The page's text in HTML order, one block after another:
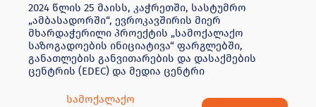
2024 წლის 25 მაისს, კაჭრეთში, სასტუმრო
„ამბასადორში“, ევროკავშირის მიერ
მხარდაჭერილი პროექტის „სამოქალაქო
საზოგადოების ინიციატივა“ ფარგლებში,
განათლების განვითარების და დასაქმების
ცენტრის (EDEC) და მედია ცენტრი
სამოქალაქო